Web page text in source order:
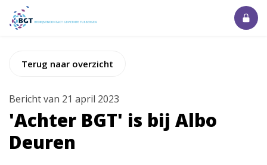
Terug naar overzicht
Bericht van 21 april 2023
'Achter BGT' is bij Albo
Deuren